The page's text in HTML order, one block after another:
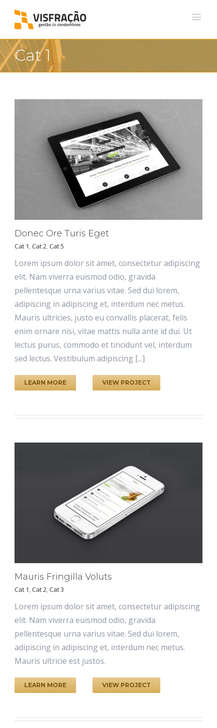
Cat 1
Donec Ore Turis Eget
Cat 1,Cat 2,Cat 5
Lorem ipsum dolor sit amet, consectetur adipiscing
elit. Nam viverra euismod odio, gravida
pellentesque urna varius vitae. Sed dui lorem,
adipiscing in adipiscing et, interdum nec metus.
Mauris ultricies, justo eu convallis placerat, felis
enim ornare nisi, vitae mattis nulla ante id dui. Ut
lectus purus, commodo et tincidunt vel, interdum
sed lectus. Vestibulum adipiscing [...]
LEARN MORE VIEW PROJECT
Mauris Fringilla Voluts
Cat 1,Cat 2,Cat 3
Lorem ipsum dolor sit amet, consectetur adipiscing
elit. Nam viverra euismod odio, gravida
pellentesque urna varius vitae. Sed dui lorem,
adipiscing in adipiscing et, interdum nec metus.
Mauris ultricie est justos.
LEARN MORE VIEW PROJECT